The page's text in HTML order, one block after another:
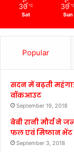
30 ℃
Sat
30
Sun
Popular
सदन में बढ़ती
वॉकआउट
September 19, 2018
बेबी रानी मौर्य ने
फल एवं मिष्ठान भेंट
September 3, 2018